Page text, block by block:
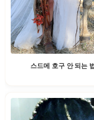
스드메 호구 안 되는